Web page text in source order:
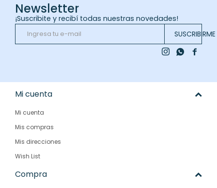
Newsletter
¡Suscribite y recibí todas nuestras novedades!
SUSCRIBIRME

 
Mi cuenta
Mi cuenta
Mis compras
Mis direcciones
Wish List
Compra